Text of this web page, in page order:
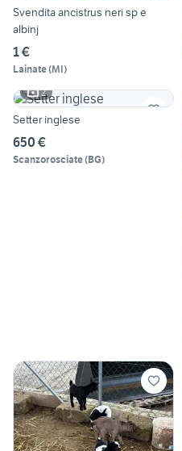
Svendita ancistrus neri sp e
albinj
1 €
Lainate(MI)
2
Setter inglese
650 €
Scanzorosciate(BG)